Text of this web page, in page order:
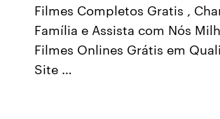
Filmes Completos Gratis ,
Família e Assista com Nós
Filmes Onlines Grátis em
Site …